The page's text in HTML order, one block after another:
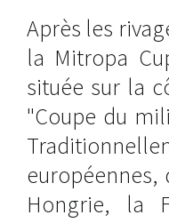
Après les
la Mitropa
située sur la
"Coupe du
Hongrie, la